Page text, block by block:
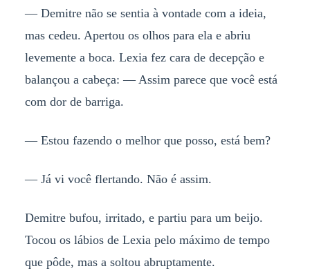
— Demitre não se sentia à vontade com a ideia,
mas cedeu. Apertou os olhos para ela e abriu
levemente a boca. Lexia fez cara de decepção e
balançou a cabeça: — Assim parece que você está
com dor de barriga.
— Estou fazendo o melhor que posso, está bem?
— Já vi você flertando. Não é assim.
Demitre bufou, irritado, e partiu para um beijo.
Tocou os lábios de Lexia pelo máximo de tempo
que pôde, mas a soltou abruptamente.